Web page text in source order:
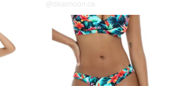
@dealmoon.ca